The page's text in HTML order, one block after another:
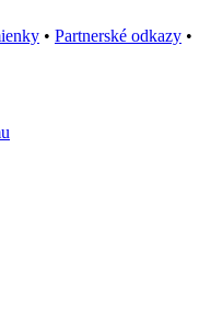
• Partnerské odkazy •